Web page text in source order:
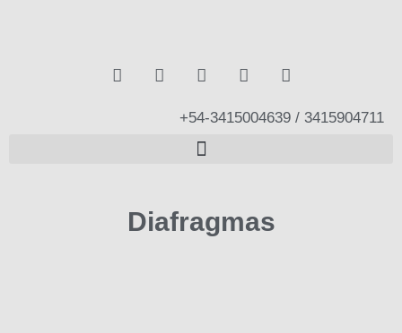
+54-3415004639 / 3415904711
Diafragmas